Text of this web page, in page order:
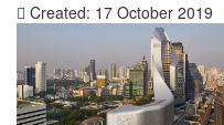
Created: 17 October 2019